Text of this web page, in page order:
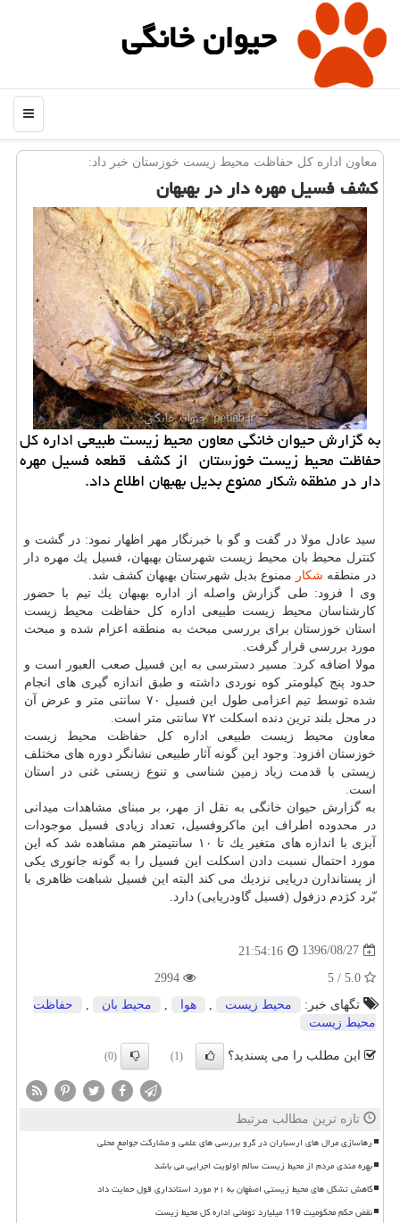
حیوان خانگی
منو
معاون اداره كل حفاظت محیط زیست خوزستان خبر داد:
كشف فسیل مهره دار در بهبهان
به گزارش حیوان خانگی معاون محیط زیست طبیعی اداره كل
حفاظت محیط زیست خوزستان از كشف قطعه فسیل مهره
دار در منطقه شكار ممنوع بدیل بهبهان اطلاع داد.
سید عادل مولا در گفت و گو با خبرنگار مهر اظهار نمود: در گشت و
كنترل محیط بان محیط زیست شهرستان بهبهان، فسیل یك مهره دار
در منطقه شكار ممنوع بدیل شهرستان بهبهان كشف شد.
وی ا فزود: طی گزارش واصله از اداره بهبهان یك تیم با حضور
كارشناسان محیط زیست طبیعی اداره كل حفاظت محیط زیست
استان خوزستان برای بررسی مبحث به منطقه اعزام شده و مبحث
مورد بررسی قرار گرفت.
مولا اضافه كرد: مسیر دسترسی به این فسیل صعب العبور است و
حدود پنج كیلومتر كوه نوردی داشته و طبق اندازه گیری های انجام
شده توسط تیم اعزامی طول این فسیل ۷۰ سانتی متر و عرض آن
در محل بلند ترین دنده اسكلت ۷۲ سانتی متر است.
معاون محیط زیست طبیعی اداره كل حفاظت محیط زیست
خوزستان افزود: وجود این گونه آثار طبیعی نشانگر دوره های مختلف
زیستی با قدمت زیاد زمین شناسی و تنوع زیستی غنی در استان
است.
به گزارش حیوان خانگی به نقل از مهر، بر مبنای مشاهدات میدانی
در محدوده اطراف این ماكروفسیل، تعداد زیادی فسیل موجودات
آبزی با اندازه های متغیر یك تا ۱۰ سانتیمتر هم مشاهده شد كه این
مورد احتمال نسبت دادن اسكلت این فسیل را به گونه جانوری یكی
از پستاندارن دریایی نزدیك می كند البته این فسیل شباهت ظاهری با
بّرد كژدم دزفول (فسیل گاودریایی) دارد.
1396/08/27
21:54:16
تگهای خبر:
محیط زیست , هوا , محیط بان ,
حفاظت
محیط زیست
این مطلب را می پسندید؟ (1)
(0)
تازه ترین مطالب مرتبط
رهاسازی مرال های ارسباران در گرو بررسی های علمی و مشارکت جوامع محلی
بهره مندی مردم از محیط زیست سالم اولویت اجرایی می باشد
کاهش تشکل های محیط زیستی اصفهان به ۲۱ مورد استانداری قول حمایت داد
نقض حکم محکومیت 119 میلیارد تومانی اداره کل محیط زیست